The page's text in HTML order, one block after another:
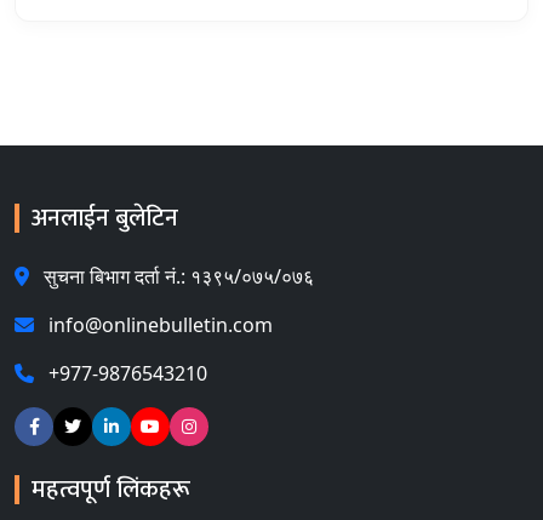
अनलाईन बुलेटिन
सुचना बिभाग दर्ता नं.: १३९५/०७५/०७६
info@onlinebulletin.com
+977-9876543210
महत्वपूर्ण लिंकहरू